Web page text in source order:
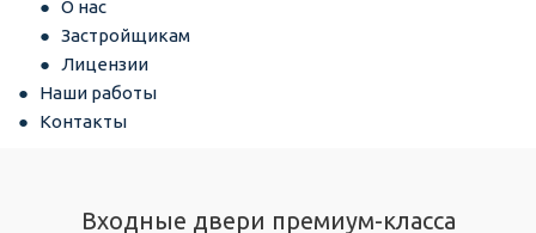
О нас
Застройщикам
Лицензии
Наши работы
Контакты
Входные двери премиум-класса